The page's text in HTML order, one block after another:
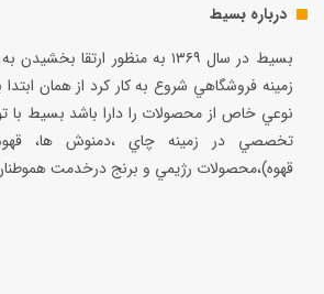
درباره بسیط
بسيط در سال ۱۳۶۹ به منظور
زمينه فروشگاهي شروع به كار كرد از همان
نوعي خاص از محصولات را دارا باشد بسيط با
تخصصي در زمينه چاي ،دمنوش ها، قهوه
قهوه)،محصولات رژيمي و برنج درخدمت